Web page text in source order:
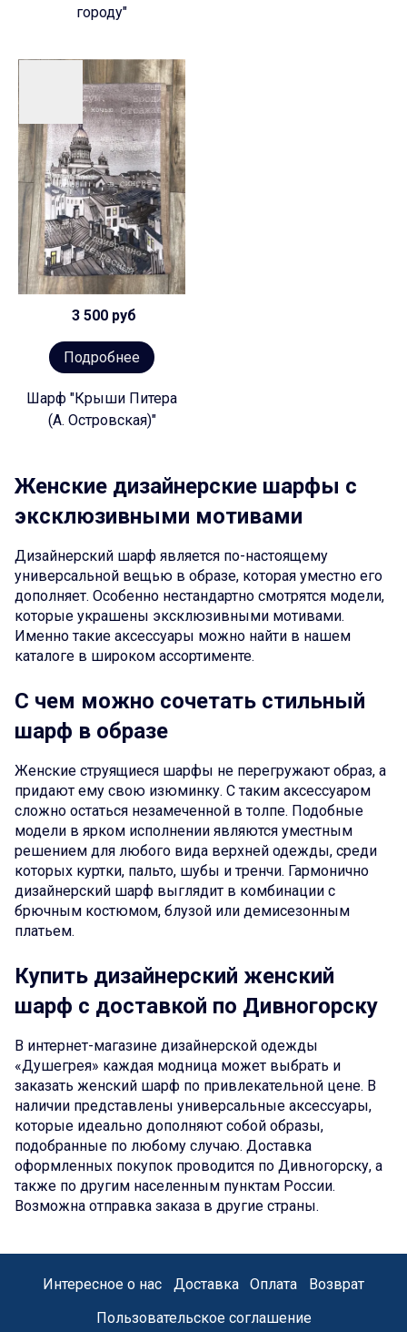
городу"
3 500 руб
Подробнее
Шарф "Крыши Питера
(А. Островская)"
Женские дизайнерские шарфы с
эксклюзивными мотивами
Дизайнерский шарф является по-настоящему
универсальной вещью в образе, которая уместно его
дополняет. Особенно нестандартно смотрятся модели,
которые украшены эксклюзивными мотивами.
Именно такие аксессуары можно найти в нашем
каталоге в широком ассортименте.
С чем можно сочетать стильный
шарф в образе
Женские струящиеся шарфы не перегружают образ, а
придают ему свою изюминку. С таким аксессуаром
сложно остаться незамеченной в толпе. Подобные
модели в ярком исполнении являются уместным
решением для любого вида верхней одежды, среди
которых куртки, пальто, шубы и тренчи. Гармонично
дизайнерский шарф выглядит в комбинации с
брючным костюмом, блузой или демисезонным
платьем.
Купить дизайнерский женский
шарф с доставкой по Дивногорску
В интернет-магазине дизайнерской одежды
«Душегрея» каждая модница может выбрать и
заказать женский шарф по привлекательной цене. В
наличии представлены универсальные аксессуары,
которые идеально дополняют собой образы,
подобранные по любому случаю. Доставка
оформленных покупок проводится по Дивногорску, а
также по другим населенным пунктам России.
Возможна отправка заказа в другие страны.
Интересное о нас Доставка Оплата
Возврат
Пользовательское соглашение